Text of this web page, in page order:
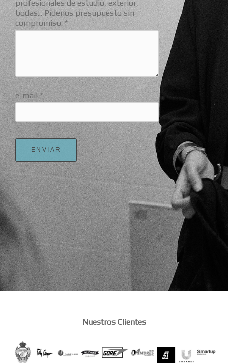
profesionales de estudio, exterior,
bodas... Pídenos presupuesto sin
compromiso. *
e-mail *
ENVIAR
Nuestros Clientes